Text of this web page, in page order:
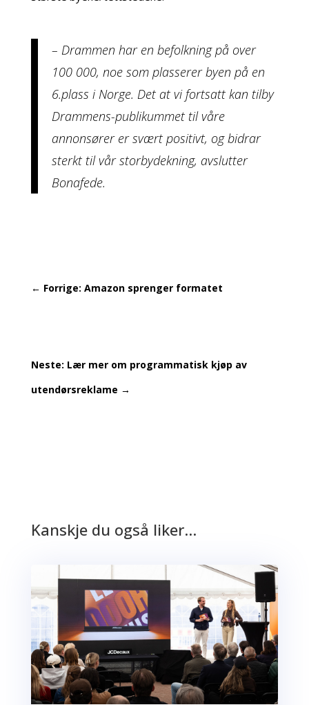
– Drammen har en befolkning på over
100 000, noe som plasserer byen på en
6.plass i Norge. Det at vi fortsatt kan tilby
Drammens-publikummet til våre
annonsører er svært positivt, og bidrar
sterkt til vår storbydekning, avslutter
Bonafede.
← Forrige: Amazon sprenger formatet
Neste: Lær mer om programmatisk kjøp av
utendørsreklame →
Kanskje du også liker…